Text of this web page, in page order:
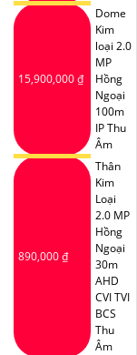
15,900,000 ₫
Dome
Kim
loại 2.0
MP
Hồng
Ngoại
100m
IP Thu
Âm
890,000 ₫
Thân
Kim
Loại
2.0 MP
Hồng
Ngoại
30m
AHD
CVI TVI
BCS
Thu
Âm